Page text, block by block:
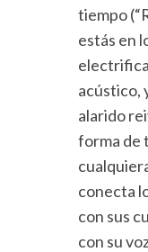
tiempo
estás en
acústico,
alarido
forma de
conecta
con sus
con su